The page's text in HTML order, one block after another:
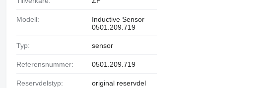
Modell:
Inductive Sensor
0501.209.719
Typ: sensor
Referensnummer: 0501.209.719
Reservdelstyp: original reservdel